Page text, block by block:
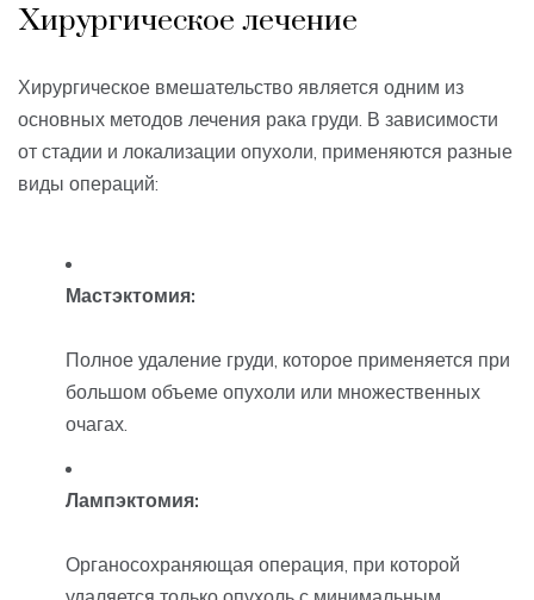
Хирургическое лечение
Хирургическое вмешательство является одним из
основных методов лечения рака груди. В зависимости
от стадии и локализации опухоли, применяются разные
виды операций:
Мастэктомия:
Полное удаление груди, которое применяется при
большом объеме опухоли или множественных
очагах.
Лампэктомия:
Органосохраняющая операция, при которой